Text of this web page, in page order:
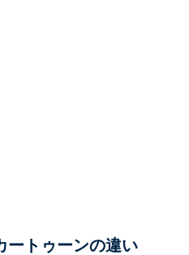
ートゥーンの違い